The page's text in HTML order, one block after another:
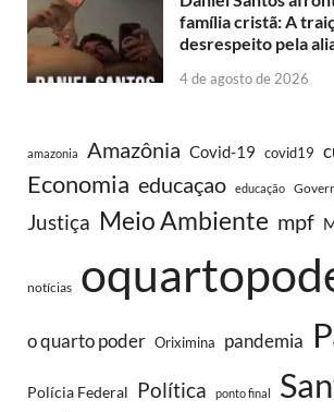
família cristã: A
desrespeito pela
4 de agosto de 2026
amazonia Amazônia Covid-19 covid19
Economia educaçao educação
Justiça Meio Ambiente mpf
notícias
o quarto poder Oriximina pandemia
Polícia Federal Política ponto final